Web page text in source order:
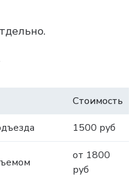
Стоимость
1500 руб
от 1800
руб